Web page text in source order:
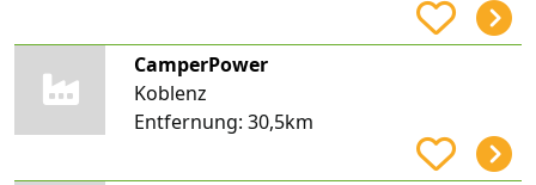
CamperPower
Koblenz
Entfernung: 30,5km